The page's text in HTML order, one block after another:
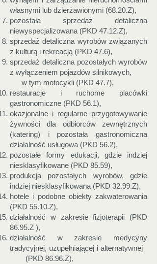
własnymi lub dzierżawionymi (68.20.Z),
pozostała sprzedaż detaliczna
niewyspecjalizowana (PKD 47.12.Z),
sprzedaż detaliczna wyrobów związanych
z kulturą i rekreacją (PKD 47.6),
sprzedaż detaliczna pozostałych wyrobów
z wyłączeniem pojazdów silnikowych,
w tym motocykli (PKD 47.7),
restauracje i ruchome placówki
gastronomiczne (PKD 56.1),
okazjonalne i regularne przygotowywanie
żywności dla odbiorców zewnętrznych
(katering) i pozostała gastronomiczna
działalność usługowa (PKD 56.2),
pozostałe formy edukacji, gdzie indziej
niesklasyfikowane (PKD 85.59),
produkcja pozostałych wyrobów, gdzie
indziej niesklasyfikowana (PKD 32.99.Z),
hotele i podobne obiekty zakwaterowania
(PKD 55.10.Z),
działalność w zakresie fizjoterapii (PKD
86.95.Z ),
działalność w zakresie medycyny
tradycyjnej, uzupełniającej i alternatywnej
(PKD 86.96.Z),